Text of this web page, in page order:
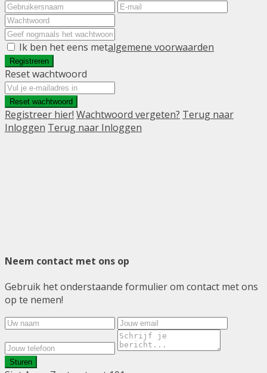
Ik ben het eens metalgemene voorwaarden
Registreren
Reset wachtwoord
Reset wachtwoord
Registreer hier! Wachtwoord vergeten? Terug naar
Inloggen Terug naar Inloggen
Neem contact met ons op
Gebruik het onderstaande formulier om contact met ons
op te nemen!
Sturen